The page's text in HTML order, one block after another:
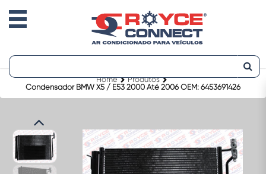
Home
Produtos
Condensador BMW X5 / E53 2000 Até 2006 OEM: 6453691426